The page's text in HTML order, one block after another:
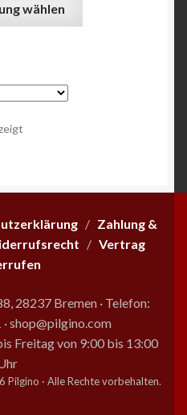
wählen
Produktseite
gewählt
/ Zahlung &
/ Vertrag
28237 Bremen ·Telefon:
·shop@pilgino.com
Freitag von 9:00 bis 13:00
Pilgino · Alle Rechte vorbehalten.